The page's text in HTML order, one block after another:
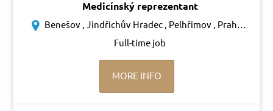
Medicínský reprezentant
Benešov , Jindřichův Hradec , Pelhřimov , Praha-západ , Příbram , Tábor
Full-time job
MORE INFO